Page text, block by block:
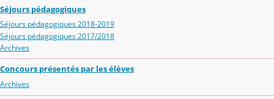
Séjours pédagogiques
Séjours pédagogiques 2018-2019
Séjours pédagogiques 2017/2018
Archives
Concours présentés par les élèves
Archives